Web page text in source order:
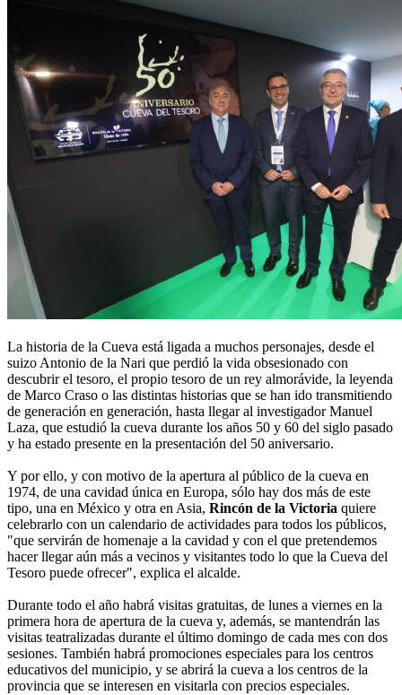
La historia de la Cueva está ligada a muchos personajes, desde el
suizo Antonio de la Nari que perdió la vida obsesionado con
descubrir el tesoro, el propio tesoro de un rey almorávide, la leyenda
de Marco Craso o las distintas historias que se han ido transmitiendo
de generación en generación, hasta llegar al investigador Manuel
Laza, que estudió la cueva durante los años 50 y 60 del siglo pasado
y ha estado presente en la presentación del 50 aniversario.
Y por ello, y con motivo de la apertura al público de la cueva en
1974, de una cavidad única en Europa, sólo hay dos más de este
tipo, una en México y otra en Asia, Rincón de la Victoria quiere
celebrarlo con un calendario de actividades para todos los públicos,
"que servirán de homenaje a la cavidad y con el que pretendemos
hacer llegar aún más a vecinos y visitantes todo lo que la Cueva del
Tesoro puede ofrecer", explica el alcalde.
Durante todo el año habrá visitas gratuitas, de lunes a viernes en la
primera hora de apertura de la cueva y, además, se mantendrán las
visitas teatralizadas durante el último domingo de cada mes con dos
sesiones. También habrá promociones especiales para los centros
educativos del municipio, y se abrirá la cueva a los centros de la
provincia que se interesen en visitarla con precios especiales.